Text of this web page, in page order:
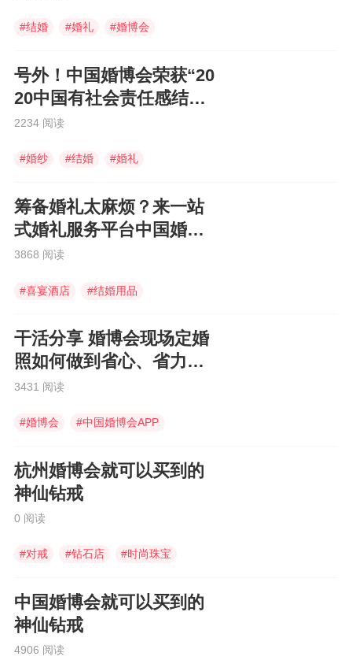
#结婚 #婚礼 #婚博会
号外！中国婚博会荣获“20
20中国有社会责任感结婚
企业”
2234 阅读
#婚纱 #结婚 #婚礼
筹备婚礼太麻烦？来一站
式婚礼服务平台中国婚博
会啊！
3868 阅读
#喜宴酒店 #结婚用品
干活分享 婚博会现场定婚
照如何做到省心、省力还
省钱
3431 阅读
#婚博会 #中国婚博会APP
杭州婚博会就可以买到的
神仙钻戒
0 阅读
#对戒 #钻石店 #时尚珠宝
中国婚博会就可以买到的
神仙钻戒
4906 阅读